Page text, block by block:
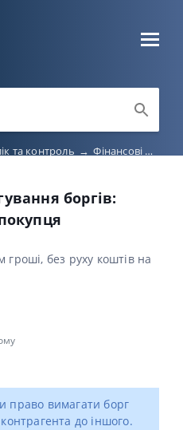
та контроль → Фінансові операції та планування
боргів:
без руху коштів на
право вимагати борг
до іншого.